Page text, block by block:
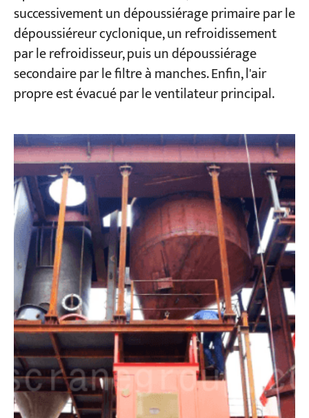
successivement un dépoussiérage primaire par le
dépoussiéreur cyclonique, un refroidissement
par le refroidisseur, puis un dépoussiérage
secondaire par le filtre à manches. Enfin, l'air
propre est évacué par le ventilateur principal.